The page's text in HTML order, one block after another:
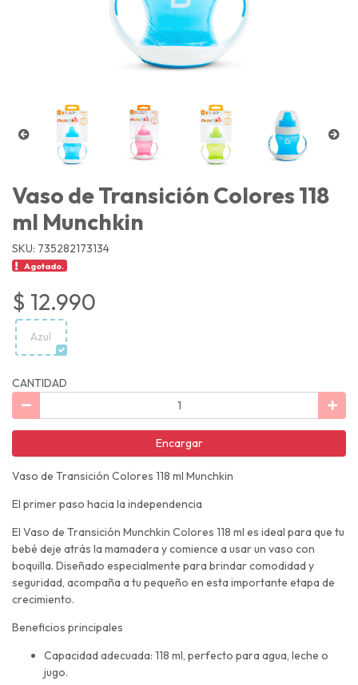
Vaso de Transición Colores 118
ml Munchkin
SKU: 735282173134
Agotado.
$ 12.990
Azul
CANTIDAD
Encargar
Vaso de Transición Colores 118 ml Munchkin
El primer paso hacia la independencia
El Vaso de Transición Munchkin Colores 118 ml es ideal para que tu
bebé deje atrás la mamadera y comience a usar un vaso con
boquilla. Diseñado especialmente para brindar comodidad y
seguridad, acompaña a tu pequeño en esta importante etapa de
crecimiento.
Beneficios principales
Capacidad adecuada: 118 ml, perfecto para agua, leche o
jugo.